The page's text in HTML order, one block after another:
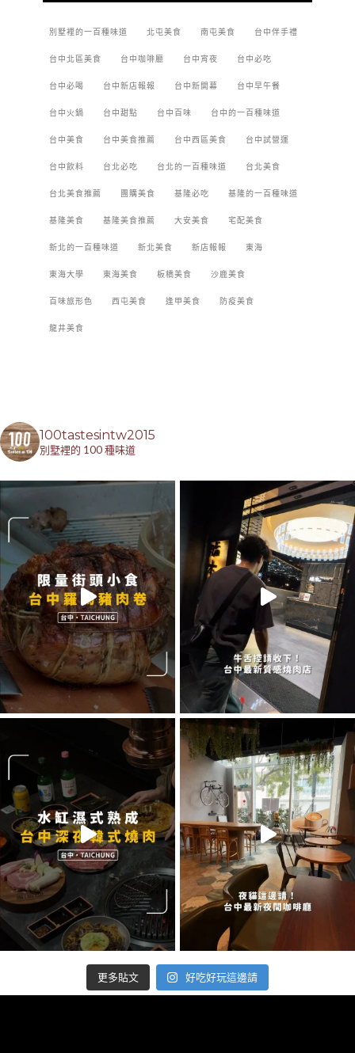
別墅裡的一百種味道 北屯美食 南屯美食 台中伴手禮
台中北區美食 台中咖啡廳 台中宵夜 台中必吃
台中必喝 台中新店報報 台中新開幕 台中早午餐
台中火鍋 台中甜點 台中百味 台中的一百種味道
台中美食 台中美食推薦 台中西區美食 台中試營運
台中飲料 台北必吃 台北的一百種味道 台北美食
台北美食推薦 團購美食 基隆必吃 基隆的一百種味道
基隆美食 基隆美食推薦 大安美食 宅配美食
新北的一百種味道 新北美食 新店報報 東海
東海大學 東海美食 板橋美食 沙鹿美食
百味旅形色 西屯美食 逢甲美食 防疫美食
龍井美食
100tastesintw2015
別墅裡的 100 種味道
更多貼文 好吃好玩這邊請